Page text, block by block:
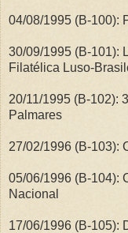
04/08/1995 (B-100):
30/09/1995 (B-101):
Filatélica Luso-
20/11/1995 (B-102):
Palmares
27/02/1996 (B-103):
05/06/1996 (B-104):
Nacional
17/06/1996 (B-105):